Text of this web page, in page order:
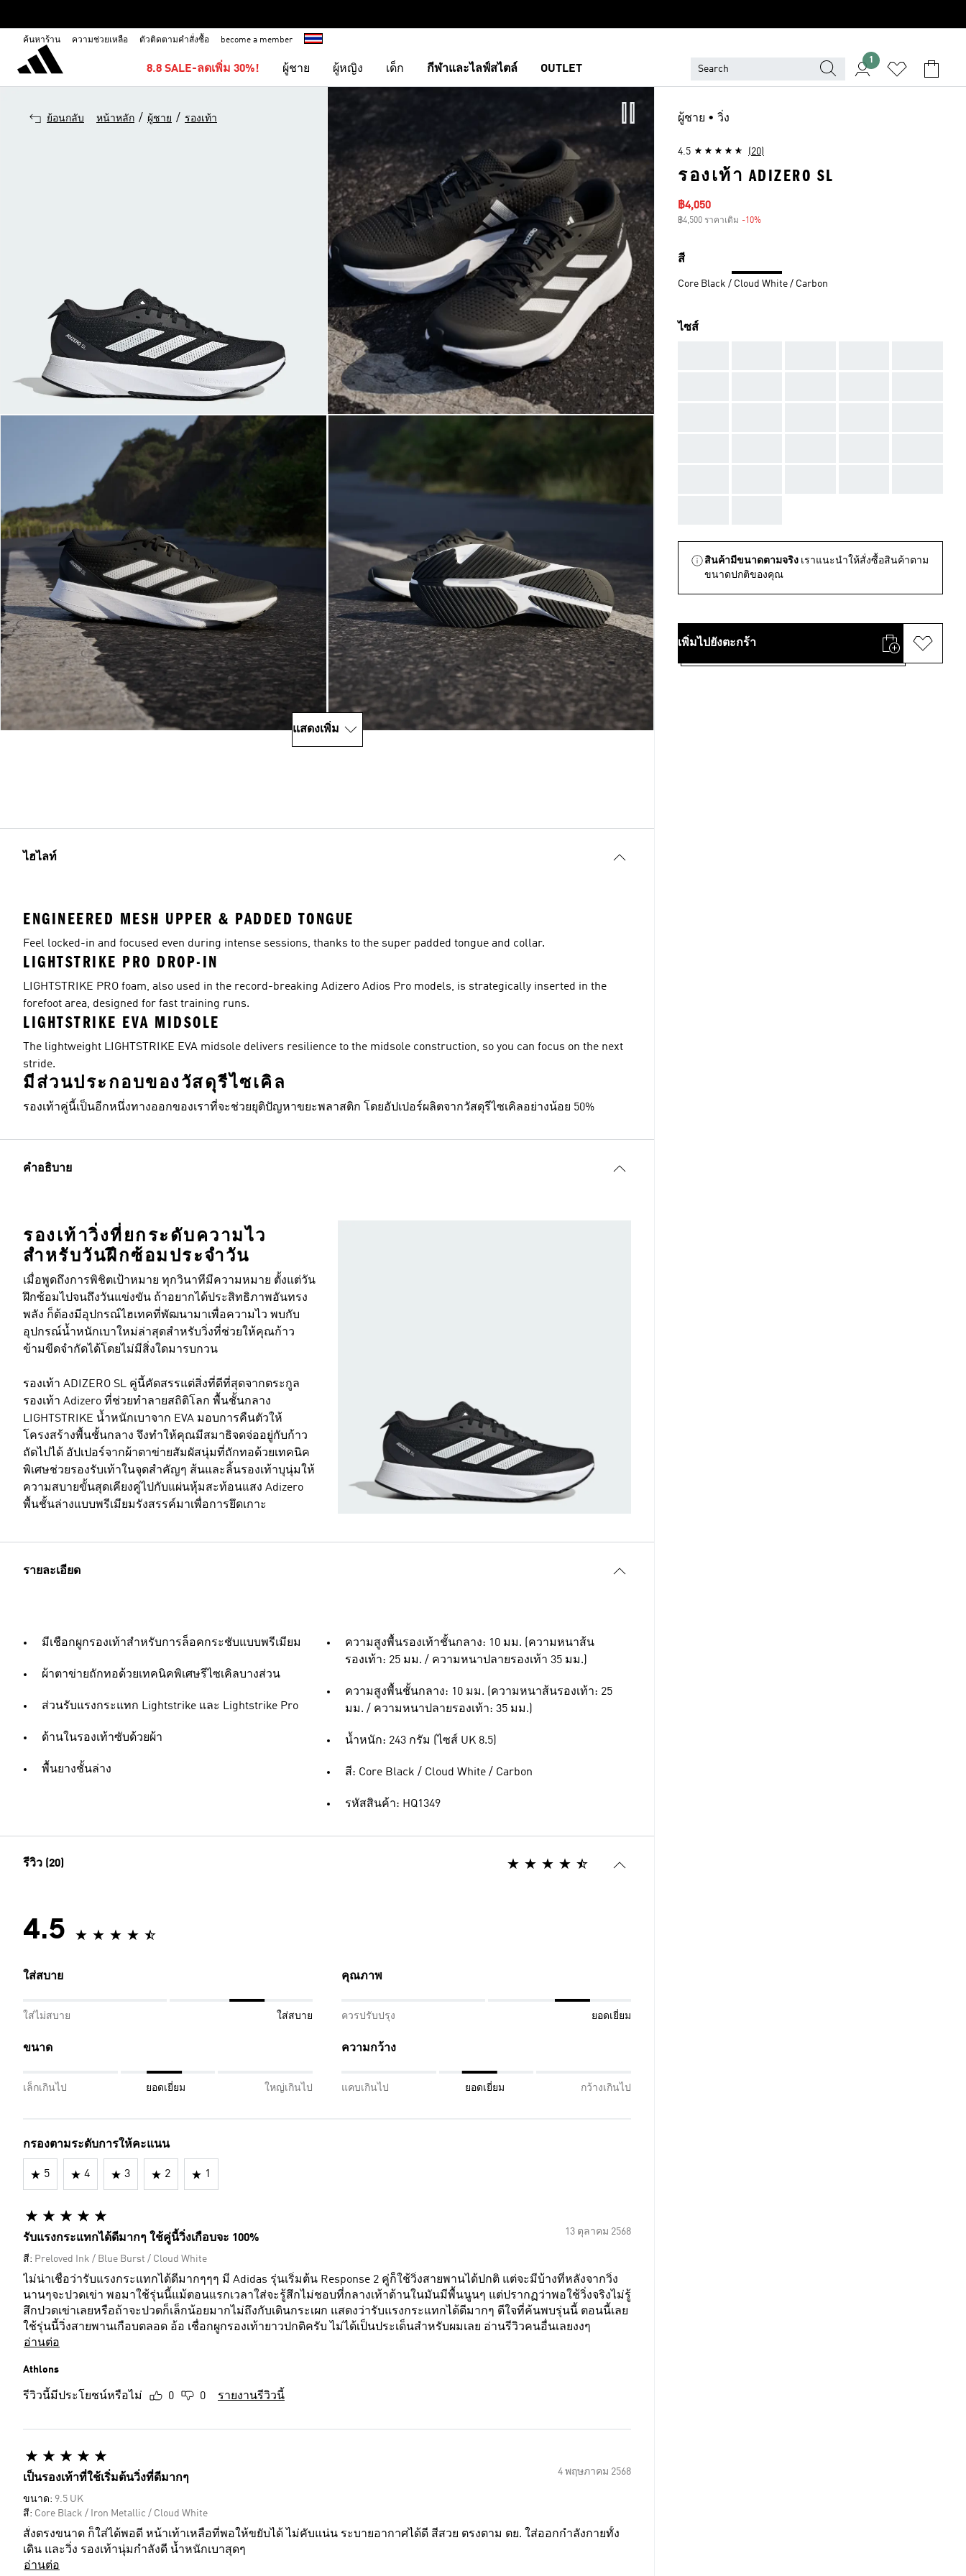
ค้นหาร้าน ความช่วยเหลือ ตัวติดตามคำสั่งซื้อ become a member
8.8 SALE-ลดเพิ่ม 30%! ผู้ชาย ผู้หญิง เด็ก กีฬาและไลฟ์สไตล์ OUTLET
1
ย้อนกลับ หน้าหลัก / ผู้ชาย / รองเท้า
แสดงเพิ่ม
ไฮไลท์
ENGINEERED MESH UPPER & PADDED TONGUE
Feel locked-in and focused even during intense sessions, thanks to the super padded tongue and collar.
LIGHTSTRIKE PRO DROP-IN
LIGHTSTRIKE PRO foam, also used in the record-breaking Adizero Adios Pro models, is strategically inserted in the
forefoot area, designed for fast training runs.
LIGHTSTRIKE EVA MIDSOLE
The lightweight LIGHTSTRIKE EVA midsole delivers resilience to the midsole construction, so you can focus on the next
stride.
มีส่วนประกอบของวัสดุรีไซเคิล
รองเท้าคู่นี้เป็นอีกหนึ่งทางออกของเราที่จะช่วยยุติปัญหาขยะพลาสติก โดยอัปเปอร์ผลิตจากวัสดุรีไซเคิลอย่างน้อย 50%
คำอธิบาย
รองเท้าวิ่งที่ยกระดับความไว
สำหรับวันฝึกซ้อมประจำวัน
เมื่อพูดถึงการพิชิตเป้าหมาย ทุกวินาทีมีความหมาย ตั้งแต่วัน
ฝึกซ้อมไปจนถึงวันแข่งขัน ถ้าอยากได้ประสิทธิภาพอันทรง
พลัง ก็ต้องมีอุปกรณ์ไฮเทคที่พัฒนามาเพื่อความไว พบกับ
อุปกรณ์น้ำหนักเบาใหม่ล่าสุดสำหรับวิ่งที่ช่วยให้คุณก้าว
ข้ามขีดจำกัดได้โดยไม่มีสิ่งใดมารบกวน
รองเท้า ADIZERO SL คู่นี้คัดสรรแต่สิ่งที่ดีที่สุดจากตระกูล
รองเท้า Adizero ที่ช่วยทำลายสถิติโลก พื้นชั้นกลาง
LIGHTSTRIKE น้ำหนักเบาจาก EVA มอบการคืนตัวให้
โครงสร้างพื้นชั้นกลาง จึงทำให้คุณมีสมาธิจดจ่ออยู่กับก้าว
ถัดไปได้ อัปเปอร์จากผ้าตาข่ายสัมผัสนุ่มที่ถักทอด้วยเทคนิค
พิเศษช่วยรองรับเท้าในจุดสำคัญๆ ส้นและลิ้นรองเท้าบุนุ่มให้
ความสบายขั้นสุดเคียงคู่ไปกับแผ่นหุ้มสะท้อนแสง Adizero
พื้นชั้นล่างแบบพรีเมียมรังสรรค์มาเพื่อการยึดเกาะ
รายละเอียด
มีเชือกผูกรองเท้าสำหรับการล็อคกระชับแบบพรีเมียม
ผ้าตาข่ายถักทอด้วยเทคนิคพิเศษรีไซเคิลบางส่วน
ส่วนรับแรงกระแทก Lightstrike และ Lightstrike Pro
ด้านในรองเท้าซับด้วยผ้า
พื้นยางชั้นล่าง
ความสูงพื้นรองเท้าชั้นกลาง: 10 มม. (ความหนาส้น
รองเท้า: 25 มม. / ความหนาปลายรองเท้า 35 มม.)
ความสูงพื้นชั้นกลาง: 10 มม. (ความหนาส้นรองเท้า: 25
มม. / ความหนาปลายรองเท้า: 35 มม.)
น้ำหนัก: 243 กรัม (ไซส์ UK 8.5)
สี: Core Black / Cloud White / Carbon
รหัสสินค้า: HQ1349
รีวิว (20)
4.5
ใส่สบาย
ใส่ไม่สบาย ใส่สบาย
คุณภาพ
ควรปรับปรุง ยอดเยี่ยม
ขนาด
เล็กเกินไป ยอดเยี่ยม ใหญ่เกินไป
ความกว้าง
แคบเกินไป ยอดเยี่ยม กว้างเกินไป
กรองตามระดับการให้คะแนน
5 4 3 2 1
13 ตุลาคม 2568
รับแรงกระแทกได้ดีมากๆ ใช้คู่นี้วิ่งเกือบจะ 100%
สี: Preloved Ink / Blue Burst / Cloud White
ไม่น่าเชื่อว่ารับแรงกระแทกได้ดีมากๆๆๆ มี Adidas รุ่นเริ่มต้น Response 2 คู่ก็ใช้วิ่งสายพานได้ปกติ แต่จะมีบ้างที่หลังจากวิ่ง
นานๆจะปวดเข่า พอมาใช้รุ่นนี้แม้ตอนแรกเวลาใส่จะรู้สึกไม่ชอบที่กลางเท้าด้านในมันมีพื้นนูนๆ แต่ปรากฏว่าพอใช้วิ่งจริงไม่รู้
สึกปวดเข่าเลยหรือถ้าจะปวดก็เล็กน้อยมากไม่ถึงกับเดินกระเผก แสดงว่ารับแรงกระแทกได้ดีมากๆ ดีใจที่ค้นพบรุ่นนี้ ตอนนี้เลย
ใช้รุ่นนี้วิ่งสายพานเกือบตลอด อ้อ เชื่อกผูกรองเท้ายาวปกติครับ ไม่ได้เป็นประเด็นสำหรับผมเลย อ่านรีวิวคนอื่นเลยงงๆ
อ่านต่อ
Athlons
รีวิวนี้มีประโยชน์หรือไม่ 0 0 รายงานรีวิวนี้
4 พฤษภาคม 2568
เป็นรองเท้าที่ใช้เริ่มต้นวิ่งที่ดีมากๆ
ขนาด: 9.5 UK
สี: Core Black / Iron Metallic / Cloud White
สั่งตรงขนาด ก็ใส่ได้พอดี หน้าเท้าเหลือที่พอให้ขยับได้ ไม่คับแน่น ระบายอากาศได้ดี สีสวย ตรงตาม ตย. ใส่ออกกำลังกายทั้ง
เดิน และวิ่ง รองเท้านุ่มกำลังดี น้ำหนักเบาสุดๆ
อ่านต่อ
ผู้ชาย • วิ่ง
4.5 (20)
รองเท้า ADIZERO SL
ราคาลด
฿4,050
฿4,500 ราคาเดิม -10%
สี
Core Black / Cloud White / Carbon
ไซส์
สินค้ามีขนาดตามจริง เราแนะนำให้สั่งซื้อสินค้าตาม
ขนาดปกติของคุณ
เพิ่มไปยังตะกร้า